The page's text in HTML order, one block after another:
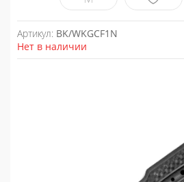
Артикул: BK/WKGCF1N
Нет в наличии